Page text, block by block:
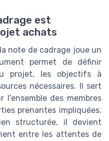
est
achats
note de cadrage joue un
permet de définir
projet, les objectifs à
nécessaires. Il sert
des membres
prenantes impliquées.
structurée, il devient
entre les attentes de